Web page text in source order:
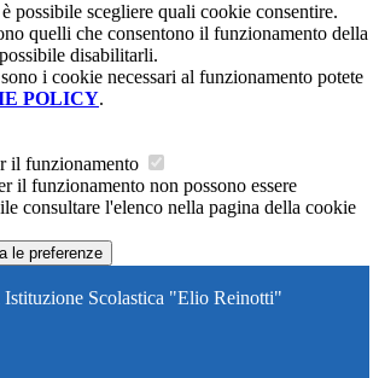
possibile scegliere quali cookie consentire.
quelli che consentono il funzionamento della
disabilitarli.
i cookie necessari al funzionamento potete
POLICY.
il funzionamento
il funzionamento non possono essere
consultare l'elenco nella pagina della cookie
le preferenze
Istituzione Scolastica "Elio Reinotti"